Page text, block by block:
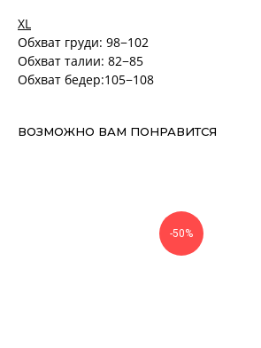
XL
Обхват груди: 98−102
Обхват талии: 82−85
Обхват бедер:105−108
ВОЗМОЖНО ВАМ ПОНРАВИТСЯ
-50%